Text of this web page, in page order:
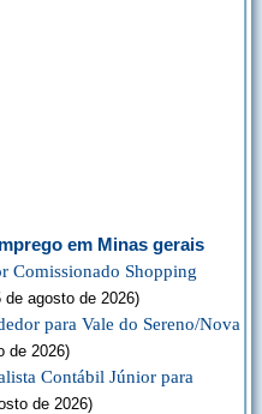
em Minas gerais
Comissionado Shopping
de agosto de 2026)
para Vale do Sereno/Nova
de 2026)
Contábil Júnior para
de 2026)